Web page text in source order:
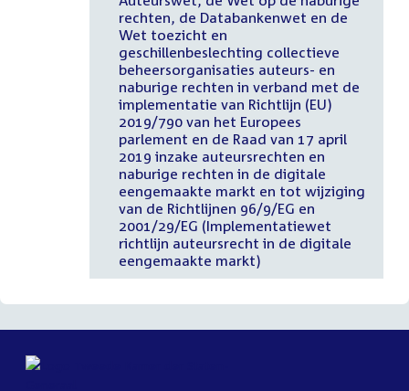
rechten, de Databankenwet en de
Wet toezicht en
geschillenbeslechting collectieve
beheersorganisaties auteurs- en
naburige rechten in verband met de
implementatie van Richtlijn (EU)
2019/790 van het Europees
parlement en de Raad van 17 april
2019 inzake auteursrechten en
naburige rechten in de digitale
eengemaakte markt en tot wijziging
van de Richtlijnen 96/9/EG en
2001/29/EG (Implementatiewet
richtlijn auteursrecht in de digitale
eengemaakte markt)